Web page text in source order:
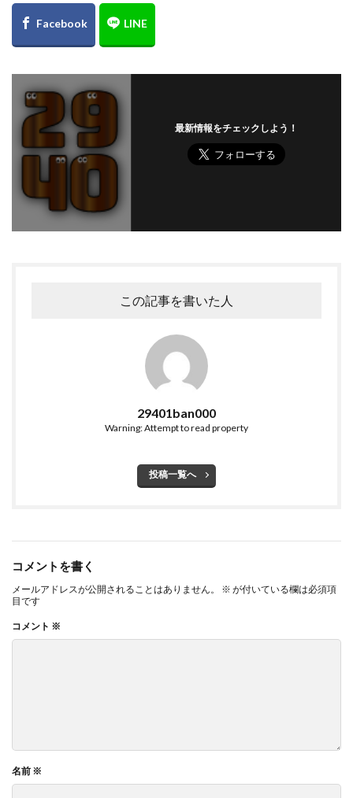
最新情報をチェックしよう！
この記事を書いた人
29401ban000
Warning: Attempt to read property
投稿一覧へ
コメントを書く
メールアドレスが公開されることはありません。 ※ が付いている欄は必須項
目です
コメント ※
名前 ※